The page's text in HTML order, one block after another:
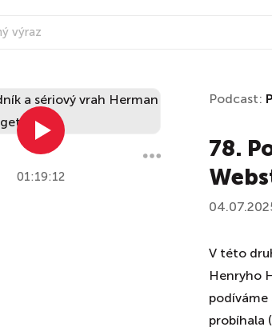
01:19:12
Podcast:
78.
V této
Henryho
podíváme
probíhala